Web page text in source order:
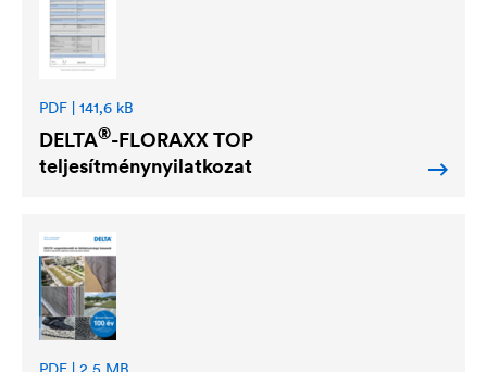
PDF | 141,6 kB
DELTA®-FLORAXX TOP
teljesítménynyilatkozat